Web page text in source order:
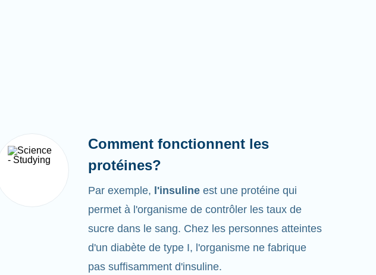
Comment fonctionnent les
protéines?
Par exemple, l'insuline est une protéine qui
permet à l'organisme de contrôler les taux de
sucre dans le sang. Chez les personnes atteintes
d'un diabète de type I, l'organisme ne fabrique
pas suffisamment d'insuline.